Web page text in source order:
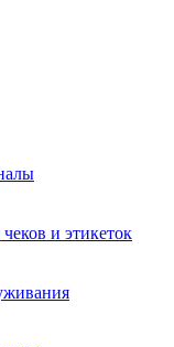
и этикеток